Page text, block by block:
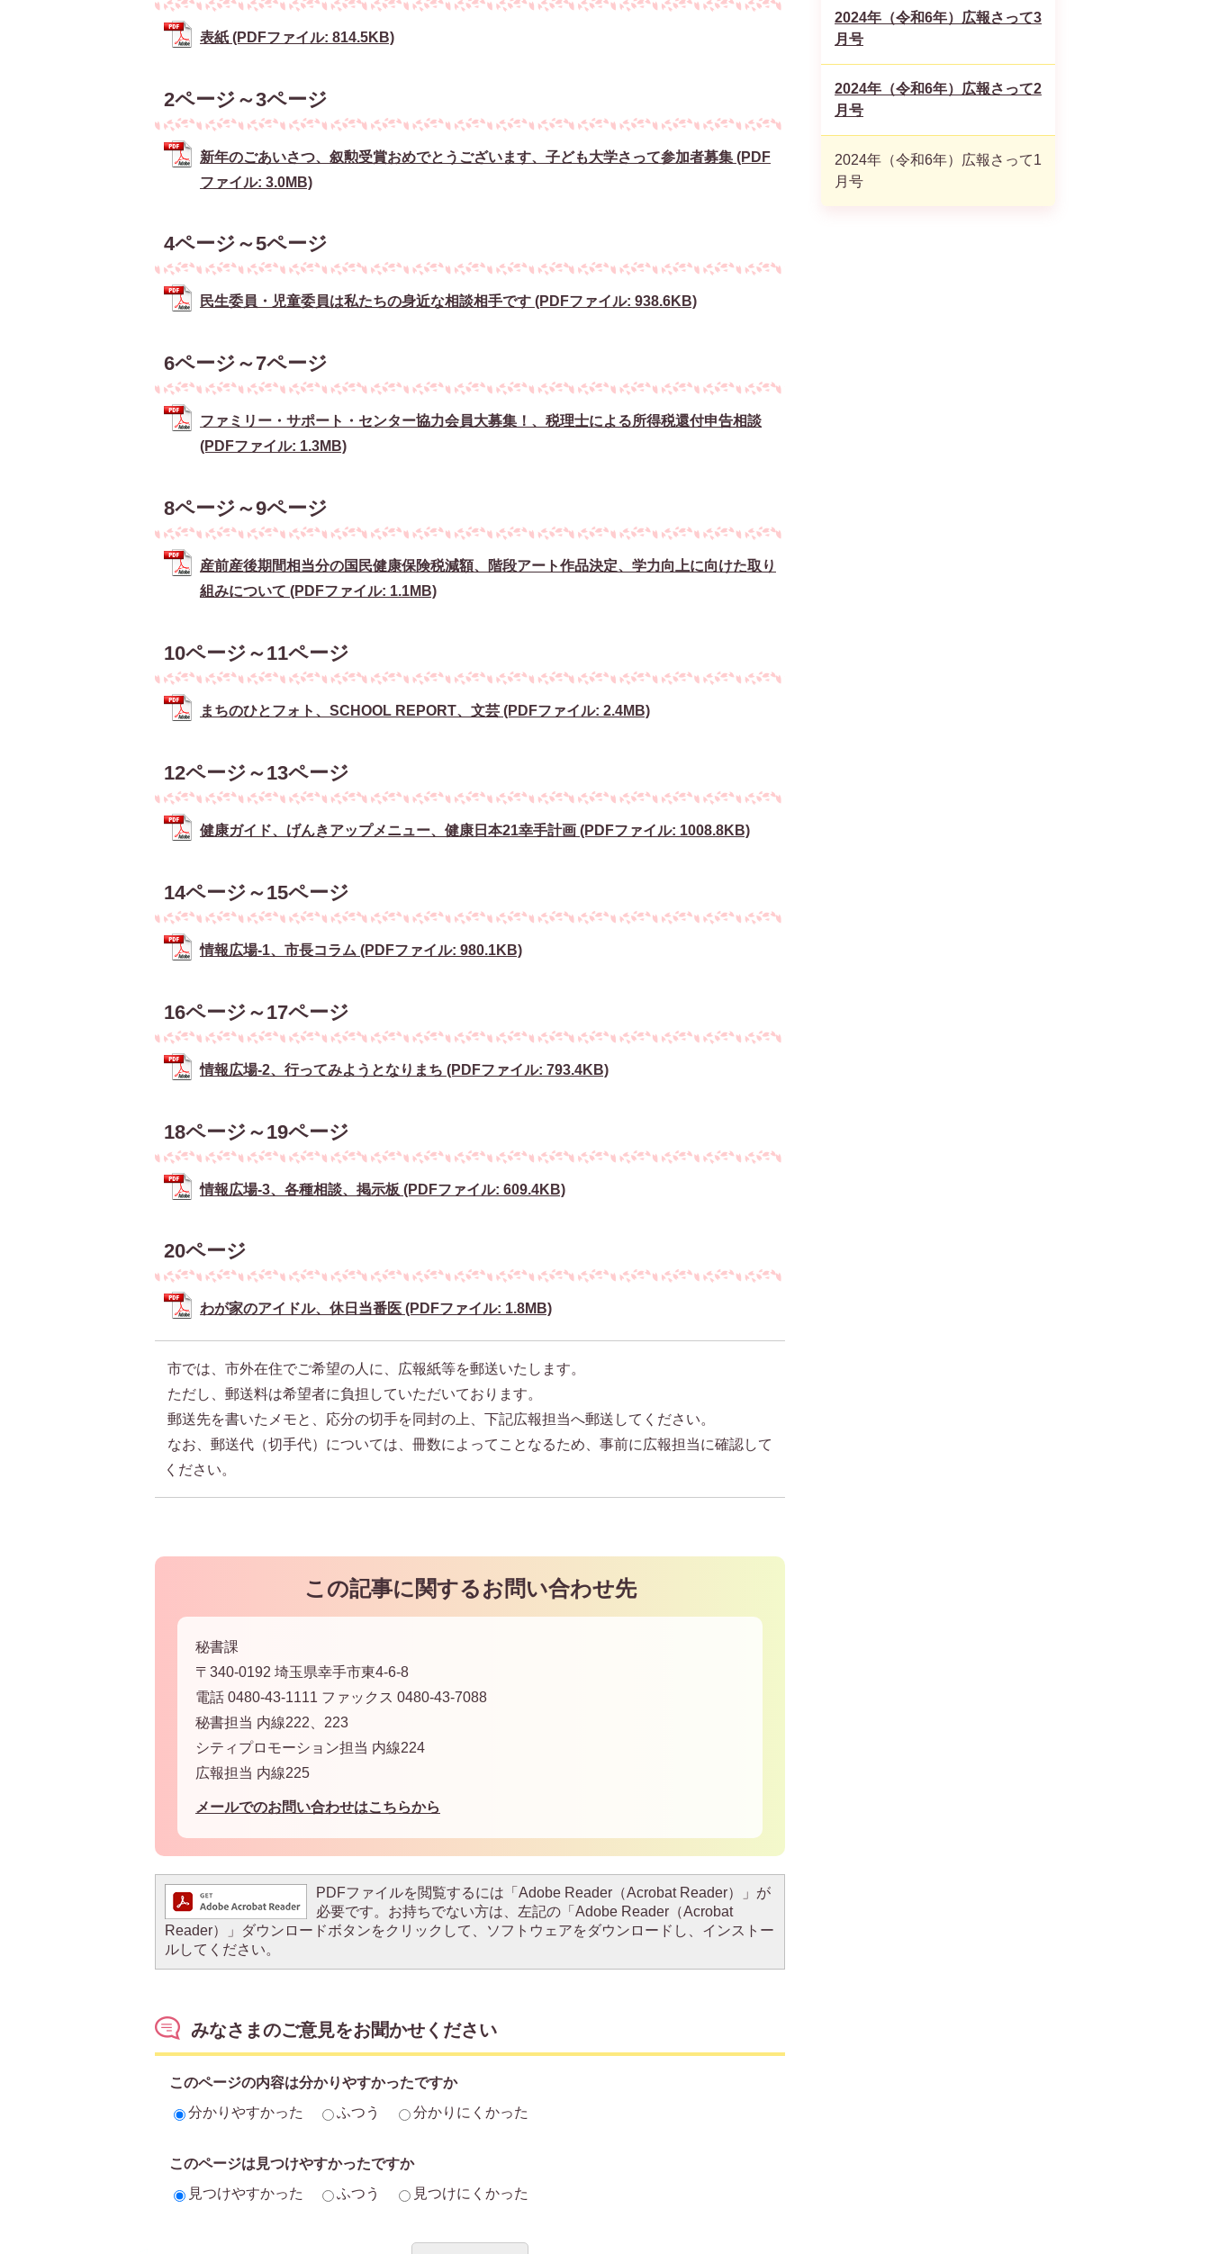
表紙 (PDFファイル: 814.5KB)
2ページ～3ページ
新年のごあいさつ、叙勲受賞おめでとうございます、子ども大学さって参加者募集 (PDF
ファイル: 3.0MB)
4ページ～5ページ
民生委員・児童委員は私たちの身近な相談相手です (PDFファイル: 938.6KB)
6ページ～7ページ
ファミリー・サポート・センター協力会員大募集！、税理士による所得税還付申告相談
(PDFファイル: 1.3MB)
8ページ～9ページ
産前産後期間相当分の国民健康保険税減額、階段アート作品決定、学力向上に向けた取り
組みについて (PDFファイル: 1.1MB)
10ページ～11ページ
まちのひとフォト、SCHOOL REPORT、文芸 (PDFファイル: 2.4MB)
12ページ～13ページ
健康ガイド、げんきアップメニュー、健康日本21幸手計画 (PDFファイル: 1008.8KB)
14ページ～15ページ
情報広場-1、市長コラム (PDFファイル: 980.1KB)
16ページ～17ページ
情報広場-2、行ってみようとなりまち (PDFファイル: 793.4KB)
18ページ～19ページ
情報広場-3、各種相談、掲示板 (PDFファイル: 609.4KB)
20ページ
わが家のアイドル、休日当番医 (PDFファイル: 1.8MB)
市では、市外在住でご希望の人に、広報紙等を郵送いたします。
ただし、郵送料は希望者に負担していただいております。
郵送先を書いたメモと、応分の切手を同封の上、下記広報担当へ郵送してください。
なお、郵送代（切手代）については、冊数によってことなるため、事前に広報担当に確認して
ください。
この記事に関するお問い合わせ先
秘書課
〒340-0192 埼玉県幸手市東4-6-8
電話 0480-43-1111 ファックス 0480-43-7088
秘書担当 内線222、223
シティプロモーション担当 内線224
広報担当 内線225
メールでのお問い合わせはこちらから
PDFファイルを閲覧するには「Adobe Reader（Acrobat Reader）」が
必要です。お持ちでない方は、左記の「Adobe Reader（Acrobat
Reader）」ダウンロードボタンをクリックして、ソフトウェアをダウンロードし、インストー
ルしてください。
みなさまのご意見をお聞かせください
このページの内容は分かりやすかったですか
分かりやすかった
ふつう 分かりにくかった
このページは見つけやすかったですか
見つけやすかった
ふつう 見つけにくかった
2024年（令和6年）広報さって3
月号
2024年（令和6年）広報さって2
月号
2024年（令和6年）広報さって1
月号